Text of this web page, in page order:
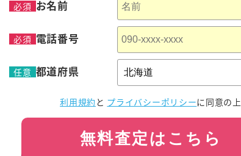
必須 お名前
必須 電話番号
任意 都道府県
利用規約 と プライバシーポリシーに同意の上
無料査定はこちら